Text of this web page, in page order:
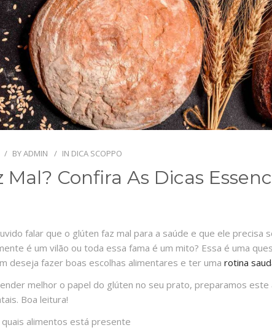
BYADMIN IN DICA SCOPPO
Mal? Confira As Dicas
falar que o glúten faz mal para a saúde e que ele precisa
é um vilão ou toda essa fama é um mito? Essa é uma
deseja fazer boas escolhas alimentares e ter uma rotina
melhor o papel do glúten no seu prato, preparamos este
Boa leitura!
alimentos está presente